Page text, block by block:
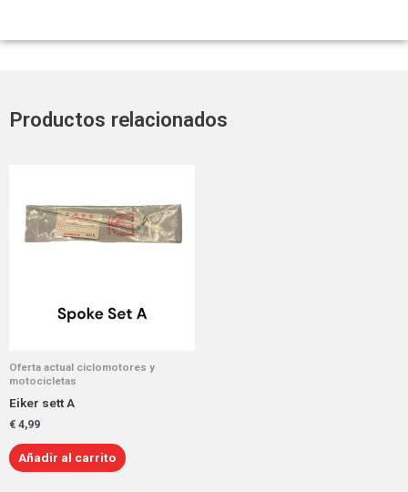
Productos relacionados
Oferta actual ciclomotores y
motocicletas
Eiker sett A
€ 4,99
Añadir al carrito